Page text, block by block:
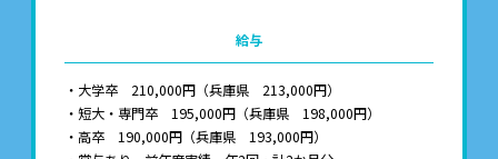
給与
・大学卒 210,000円（兵庫県 213,000円）
・短大・専門卒 195,000円（兵庫県 198,000円）
・高卒 190,000円（兵庫県 193,000円）